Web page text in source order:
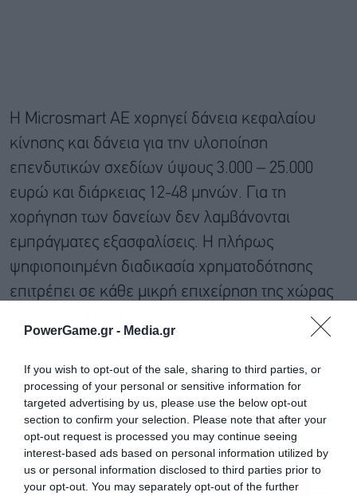
PowerGame.gr - Media.gr
If you wish to opt-out of the sale, sharing to third parties, or
processing of your personal or sensitive information for
targeted advertising by us, please use the below opt-out
section to confirm your selection. Please note that after your
opt-out request is processed you may continue seeing
interest-based ads based on personal information utilized by
us or personal information disclosed to third parties prior to
your opt-out. You may separately opt-out of the further
Η Microsmart AE χορηγεί δάνεια κεφαλαίου
κίνησης και δάνεια για την υλοποίηση
επενδυτικών σχεδίων ύψους 3.000 – 25.000
ευρώ και διάρκειας 12-48 μηνών. Για τη
χορήγηση των δανείων δεν λαμβάνονται
εμπράγματες εξασφαλίσεις. Η πλήρως
ψηφιοποιημένη διαδικασία χρηματοδότησης
επιτρέπει σε κάθε μικρή επιχείρηση της χώρας
-οπουδήποτε και αν βρίσκεται- να προχωρήσει
σε αίτηση δανείου με βάση το επιχειρηματικό της
σχέδιο.
Διαβάστε επίσης
Σπίτι μου ΙΙ: Εγκρίθηκαν 4.356 δάνεια ύψους 520
εκατ. ευρώ